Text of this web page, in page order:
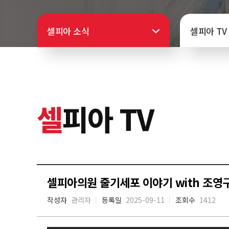
셀피아 소식 셀피아 TV
셀피아 TV
셀피아의원 줄기세포 이야기 with 조영
작성자 관리자 등록일 2025-09-11 조회수 1412